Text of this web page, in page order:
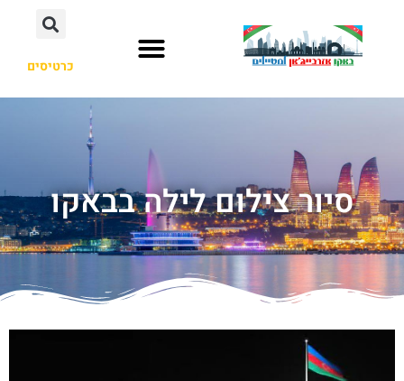
כרטיסים
סיור צילום לילה בבאקו